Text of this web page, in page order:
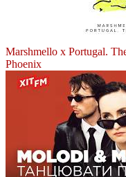
Marshmello x Portugal.
Phoenix